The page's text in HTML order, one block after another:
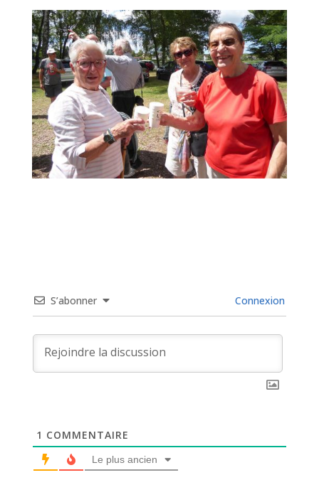
S’abonner Connexion
1 COMMENTAIRE
Le plus ancien